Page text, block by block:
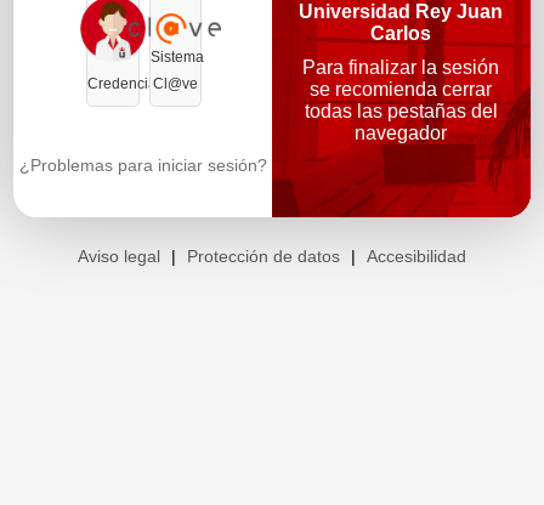
Credenciales
Sistema
Cl@ve
¿Problemas para iniciar sesión?
Universidad Rey Juan
Carlos
Para finalizar la sesión
se recomienda cerrar
todas las pestañas del
navegador
Aviso legal | Protección de datos | Accesibilidad